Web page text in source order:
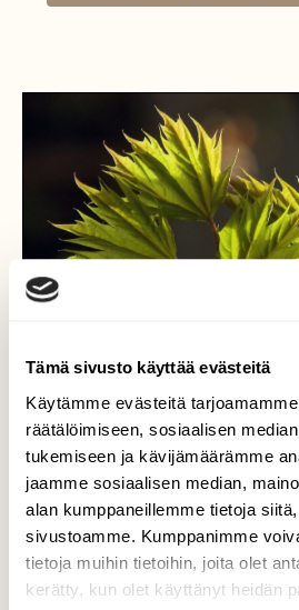
Tämä sivusto käyttää evästeitä
Käytämme evästeitä
räätälöimiseen, sosiaalisen
tukemiseen ja kävijämäärämme
jaamme sosiaalisen median,
alan kumppaneillemme tietoja
sivustoamme. Kumppanimme
tietoja muihin tietoihin, joita olet
kerätty, kun olet käyttänyt heidän
Uusi lehti
Vaahteran